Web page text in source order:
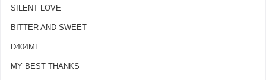
SILENT LOVE
BITTER AND SWEET
D404ME
MY BEST THANKS